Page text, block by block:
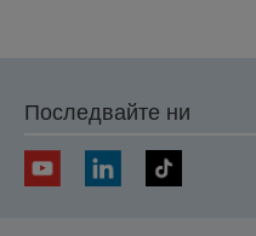
Последвайте ни